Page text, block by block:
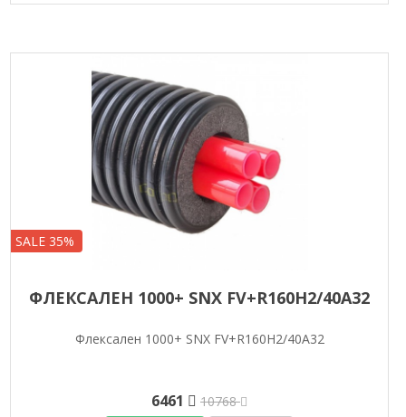
SALE 35%
ФЛЕКСАЛЕН 1000+ SNX FV+R160H2/40A32
Флексален 1000+ SNX FV+R160H2/40A32
6461
10768